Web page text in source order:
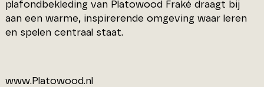
plafondbekleding van Platowood Fraké draagt bij
aan een warme, inspirerende omgeving waar leren
en spelen centraal staat.
www.Platowood.nl